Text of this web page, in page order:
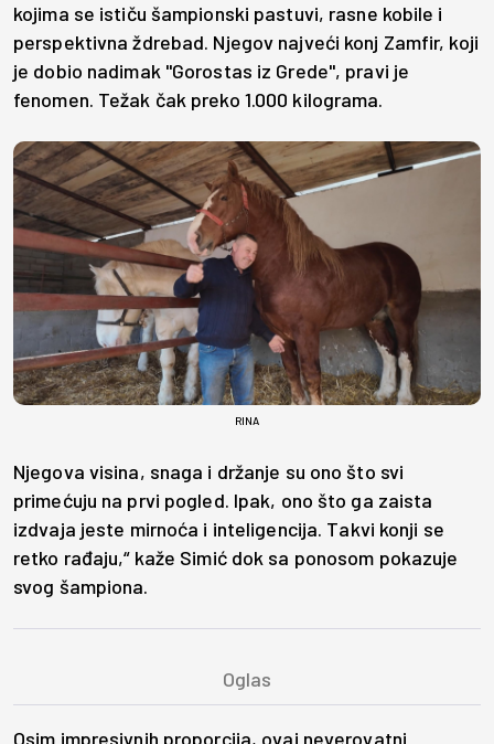
kojima se ističu šampionski pastuvi, rasne kobile i
perspektivna ždrebad. Njegov najveći konj Zamfir, koji
je dobio nadimak "Gorostas iz Grede", pravi je
fenomen. Težak čak preko 1.000 kilograma.
RINA
Njegova visina, snaga i držanje su ono što svi
primećuju na prvi pogled. Ipak, ono što ga zaista
izdvaja jeste mirnoća i inteligencija. Takvi konji se
retko rađaju,“ kaže Simić dok sa ponosom pokazuje
svog šampiona.
Osim impresivnih proporcija, ovaj neverovatni